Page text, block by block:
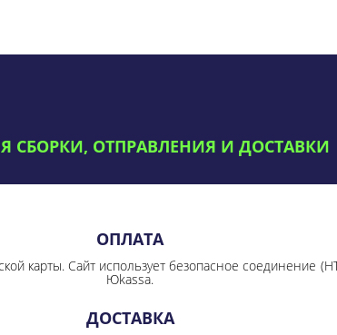
СБОРКИ, ОТПРАВЛЕНИЯ И ДОСТАВКИ
ОПЛАТА
карты. Сайт использует безопасное соединение
Юkassa.
ДОСТАВКА